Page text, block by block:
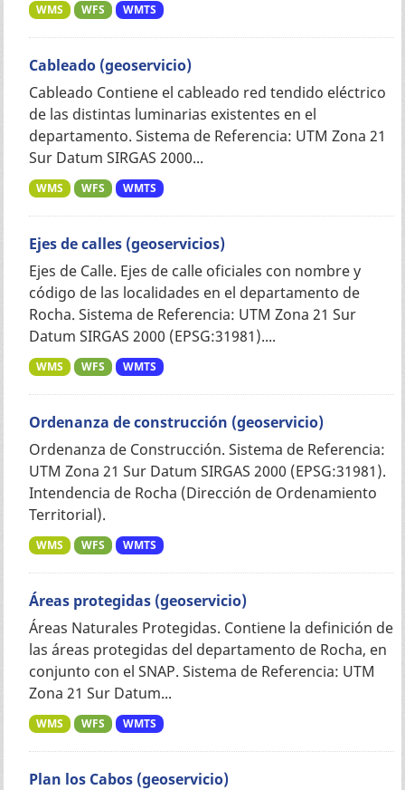
WMS WFS WMTS
Cableado (geoservicio)
Cableado Contiene el cableado red tendido eléctrico
de las distintas luminarias existentes en el
departamento. Sistema de Referencia: UTM Zona 21
Sur Datum SIRGAS 2000...
WMS WFS WMTS
Ejes de calles (geoservicios)
Ejes de Calle. Ejes de calle oficiales con nombre y
código de las localidades en el departamento de
Rocha. Sistema de Referencia: UTM Zona 21 Sur
Datum SIRGAS 2000 (EPSG:31981)....
WMS WFS WMTS
Ordenanza de construcción (geoservicio)
Ordenanza de Construcción. Sistema de Referencia:
UTM Zona 21 Sur Datum SIRGAS 2000 (EPSG:31981).
Intendencia de Rocha (Dirección de Ordenamiento
Territorial).
WMS WFS WMTS
Áreas protegidas (geoservicio)
Áreas Naturales Protegidas. Contiene la definición de
las áreas protegidas del departamento de Rocha, en
conjunto con el SNAP. Sistema de Referencia: UTM
Zona 21 Sur Datum...
WMS WFS WMTS
Plan los Cabos (geoservicio)